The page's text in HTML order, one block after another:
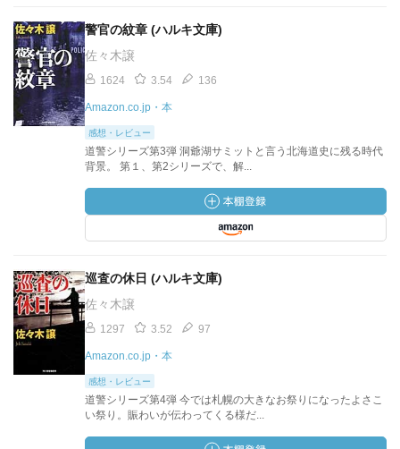
警官の紋章 (ハルキ文庫)
佐々木譲
1624 3.54 136
Amazon.co.jp・本
感想・レビュー
道警シリーズ第3弾 洞爺湖サミットと言う北海道史に残る時代
背景。 第１、第2シリーズで、解...
巡査の休日 (ハルキ文庫)
佐々木譲
1297 3.52 97
Amazon.co.jp・本
感想・レビュー
道警シリーズ第4弾 今では札幌の大きなお祭りになったよさこ
い祭り。賑わいが伝わってくる様だ...